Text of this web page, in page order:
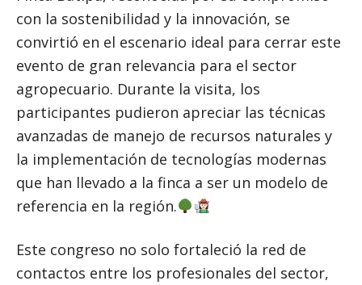
con la sostenibilidad y la innovación, se
convirtió en el escenario ideal para cerrar este
evento de gran relevancia para el sector
agropecuario. Durante la visita, los
participantes pudieron apreciar las técnicas
avanzadas de manejo de recursos naturales y
la implementación de tecnologías modernas
que han llevado a la finca a ser un modelo de
referencia en la región.
Este congreso no solo fortaleció la red de
contactos entre los profesionales del sector,